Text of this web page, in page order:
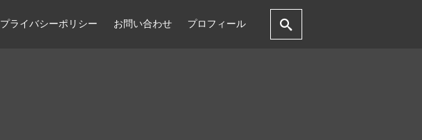
プライバシーポリシー お問い合わせ プロフィール